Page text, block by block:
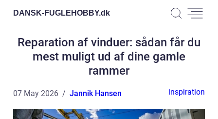
DANSK-FUGLEHOBBY.dk
Reparation af vinduer: sådan får du
mest muligt ud af dine gamle
rammer
07 May 2026 Jannik Hansen inspiration